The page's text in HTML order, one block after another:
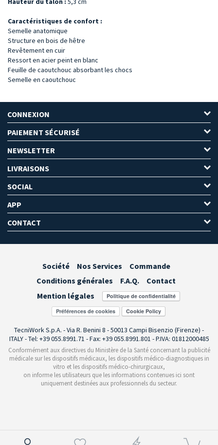
Caractéristiques de confort :
Semelle anatomique
Structure en bois de hêtre
Revêtement en cuir
Ressort en acier peint en blanc
Feuille de caoutchouc absorbant les chocs
Semelle en caoutchouc
CONNEXION
PAIEMENT SÉCURISÉ
NEWSLETTER
LIVRAISONS
SOCIAL
APP
CONTACT
Société Nos Services
Commande
Conditions générales
F.A.Q.
Contact
Mention légales
Préférences de cookies
TecniWork S.p.A. - Via R. Benini 8 - 50013 Campi Bisenzio (Firenze) -
ITALY - Tel: +39 055.8991.71 - Fax: +39 055.8991.801 - P.IVA: 01812000485
Conformément aux directives du Ministère de la Santé concernant la publicité
médicale sur les dispositifs médicaux, les dispositifs médico-diagnostiques in
vitro et les dispositifs médico-chirurgicaux,
on informe les utilisateurs que les informations contenues ici sont
uniquement destinées aux professionnels du secteur.